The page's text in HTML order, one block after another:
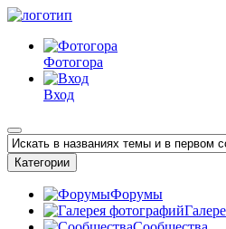
Фотогора
Вход
Категории
Форумы